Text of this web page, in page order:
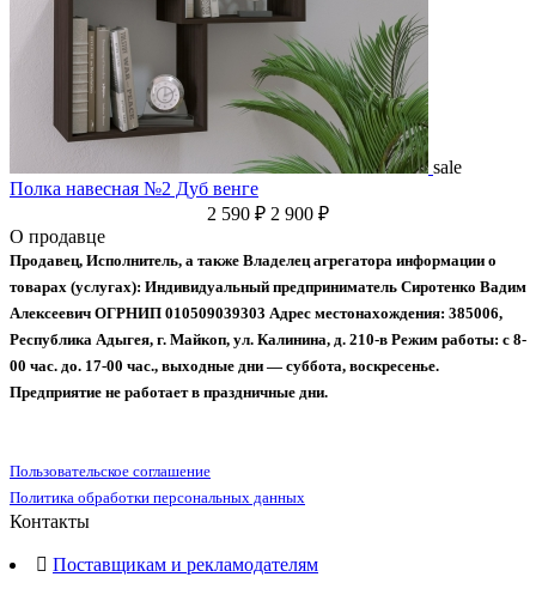
sale
Полка навесная №2 Дуб венге
2 590 ₽ 2 900 ₽
О продавце
Продавец, Исполнитель, а также Владелец агрегатора информации о
товарах (услугах): Индивидуальный предприниматель Сиротенко Вадим
Алексеевич ОГРНИП 010509039303 Адрес местонахождения: 385006,
Республика Адыгея, г. Майкоп, ул. Калинина, д. 210-в Режим работы: с 8-
00 час. до. 17-00 час., выходные дни — суббота, воскресенье.
Предприятие не работает в праздничные дни.
Пользовательское соглашение
Политика обработки персональных данных
Контакты
Поставщикам и рекламодателям